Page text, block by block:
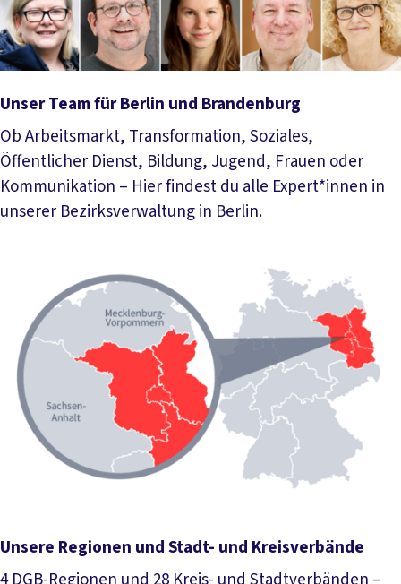
Unser Team für Berlin und Brandenburg
Ob Arbeitsmarkt, Transformation, Soziales,
Öffentlicher Dienst, Bildung, Jugend, Frauen oder
Kommunikation – Hier findest du alle Expert*innen in
unserer Bezirksverwaltung in Berlin.
Unsere Regionen und Stadt- und Kreisverbände